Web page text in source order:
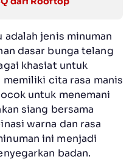
adalah jenis minuman
dasar bunga telang
khasiat untuk
memiliki cita rasa manis
untuk menemani
siang bersama
warna dan rasa
ini menjadi
badan.